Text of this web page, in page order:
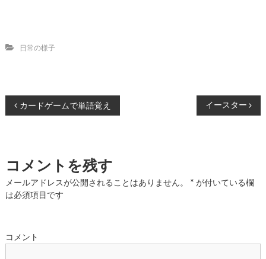
日常の様子
投
ナ
ビ
ー
カードゲームで単語覚え イースター
コメントを残す
メールアドレスが公開されることはありません。 *が付いている欄
は必須項目です
コメント